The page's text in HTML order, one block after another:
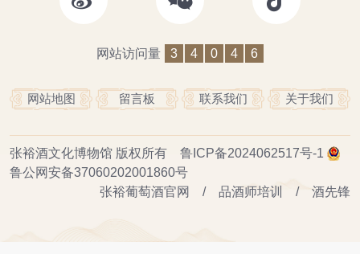
网站访问量 3 4 0 4 6
网站地图 留言板 联系我们 关于我们
张裕酒文化博物馆 版权所有
鲁ICP备2024062517号-1
鲁公网安备37060202001860号
张裕葡萄酒官网
/ 品酒师培训 / 酒先锋